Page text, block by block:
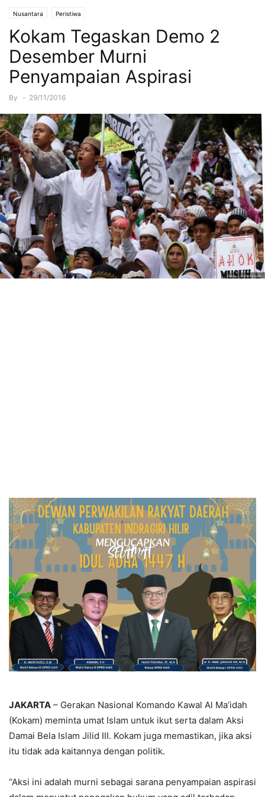
Nusantara Peristiwa
Kokam Tegaskan Demo 2
Desember Murni
Penyampaian Aspirasi
By - 29/11/2016
JAKARTA – Gerakan Nasional Komando Kawal Al Ma’idah
(Kokam) meminta umat Islam untuk ikut serta dalam Aksi
Damai Bela Islam Jilid III. Kokam juga memastikan, jika aksi
itu tidak ada kaitannya dengan politik.
“Aksi ini adalah murni sebagai sarana penyampaian aspirasi